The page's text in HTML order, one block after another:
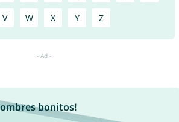
V W X Y Z
bonitos!